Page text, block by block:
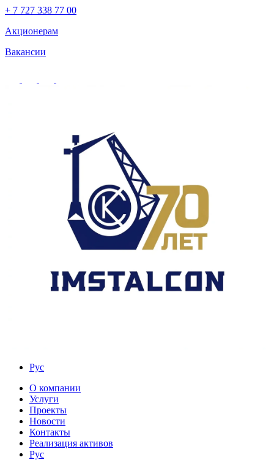
+ 7 727 338 77 00
Акционерам
Вакансии
Рус
О компании
Услуги
Проекты
Новости
Контакты
Реализация активов
Рус